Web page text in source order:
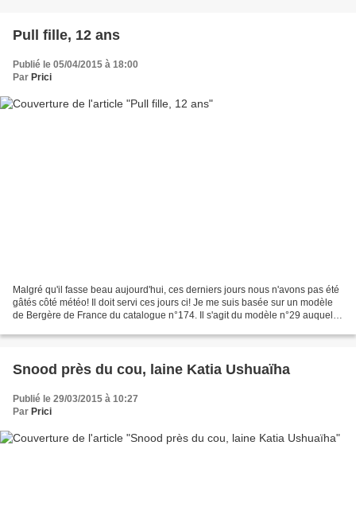
Pull fille, 12 ans
Publié le 05/04/2015 à 18:00
Par Prici
Malgré qu'il fasse beau aujourd'hui, ces derniers jours nous n'avons pas été
gâtés côté météo! Il doit servi ces jours ci! Je me suis basée sur un modèle
de Bergère de France du catalogue n°174. Il s'agit du modèle n°29 auquel
Snood près du cou, laine Katia Ushuaïha
Publié le 29/03/2015 à 10:27
Par Prici